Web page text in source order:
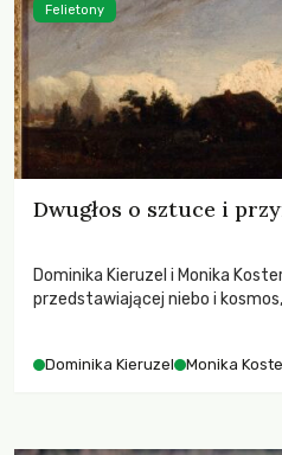
Dwugłos o sztuce i
Dominika Kieruzel i Monika
przedstawiającej niebo i
Dominika Kieruzel Monika
Felietony